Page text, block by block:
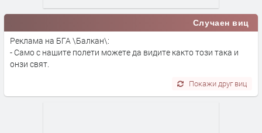
Случаен виц
Реклама на БГА \Балкан\:
- Само с нашите полети можете да видите както този така и
онзи свят.
Покажи друг виц